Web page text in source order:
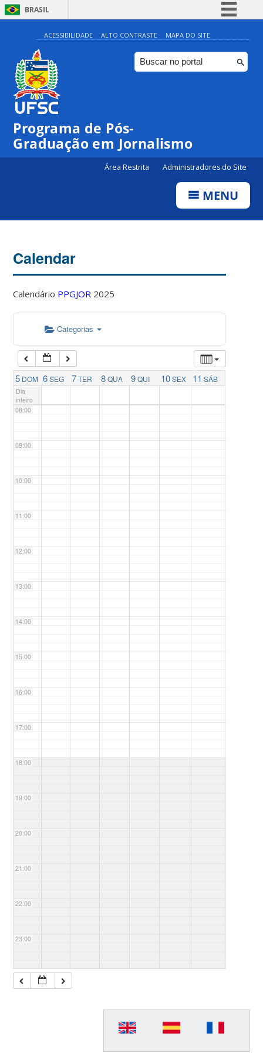
BRASIL
Simplifique!
Comunica BR
Participe
ACESSIBILIDADE ALTO CONTRASTE MAPA DO SITE
Programa de Pós-
Graduação em Jornalismo
Área Restrita Administradores do Site
MENU
Calendar
Calendário PPGJOR 2025
Categorias
5 DOM 6SEG 7TER 8QUA 9QUI 10SEX 11 SÁB
Dia
inteiro
00:00
07:00
08:00
09:00
10:00
11:00
12:00
13:00
14:00
15:00
16:00
17:00
18:00
19:00
20:00
21:00
22:00
23:00